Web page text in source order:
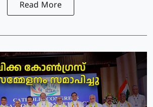
Read More